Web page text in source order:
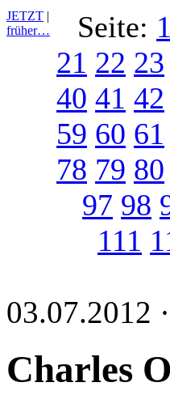
JETZT |
früher…
Seite: 1
21 22 23
40 41 42
59 60 61
78 79 80
97 98
111
03.07.2012
Charles